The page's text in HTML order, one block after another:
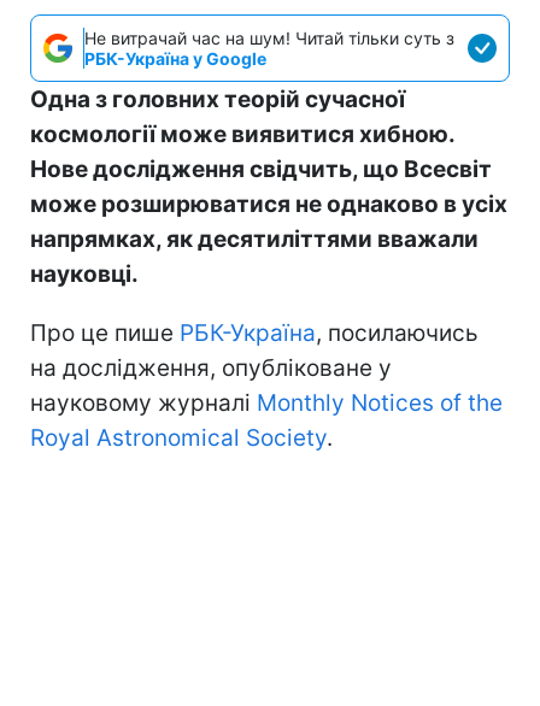
Не витрачай час на шум! Читай тільки суть з
РБК-Україна у Google
Одна з головних теорій сучасної
космології може виявитися хибною.
Нове дослідження свідчить, що Всесвіт
може розширюватися не однаково в усіх
напрямках, як десятиліттями вважали
науковці.
Про це пише РБК-Україна, посилаючись
на дослідження, опубліковане у
науковому журналі Monthly Notices of the
Royal Astronomical Society.